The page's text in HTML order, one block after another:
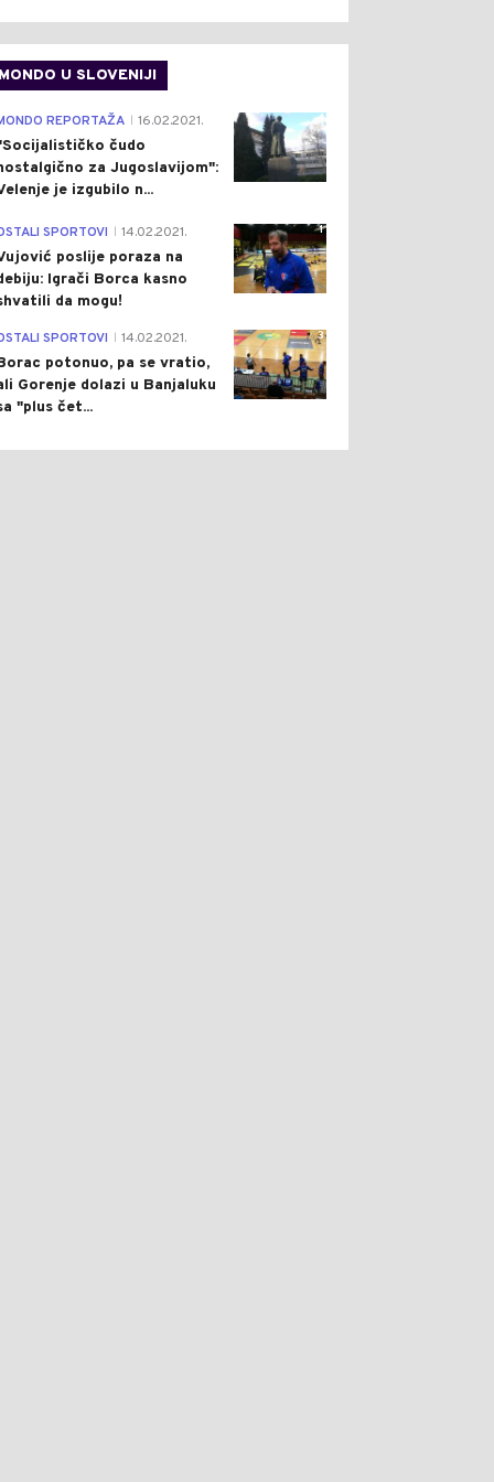
MONDO U SLOVENIJI
4
REPORTAŽA 16.02.2021.
čudo
za Jugoslavijom":
je izgubilo n...
1
SPORTOVI 14.02.2021.
poslije poraza na
Igrači Borca kasno
da mogu!
3
SPORTOVI 14.02.2021.
potonuo, pa se vratio,
Gorenje dolazi u Banjaluku
"plus čet...